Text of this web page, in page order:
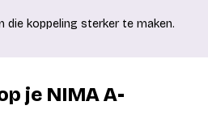
die koppeling sterker te maken.
je NIMA A-